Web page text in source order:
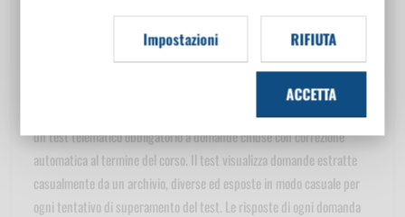
validatore dei contenuti
Modalità di verifica dell'apprendimento
L'accertamento dell'apprendimento è svolto tramite il superamento di
un test telematico obbligatorio a domande chiuse con correzione
automatica al termine del corso. Il test visualizza domande estratte
casualmente da un archivio, diverse ed esposte in modo casuale per
ogni tentativo di superamento del test. Le risposte di ogni domanda
Impostazioni RIFIUTA
ACCETTA